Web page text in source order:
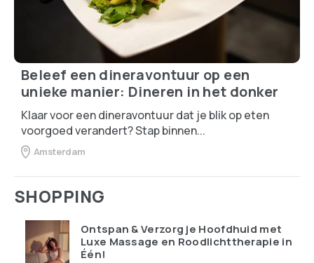
Beleef een dineravontuur op een
unieke manier: Dineren in het donker
Klaar voor een dineravontuur dat je blik op eten
voorgoed verandert? Stap binnen...
Amsterdam
SHOPPING
Ontspan & Verzorg je Hoofdhuid met
Luxe Massage en Roodlichttherapie in
Één!